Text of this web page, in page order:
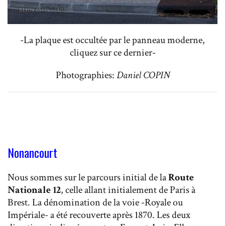
-La plaque est occultée par le panneau moderne,
cliquez sur ce dernier-
Photographies:Daniel COPIN
Nonancourt
Nous sommes sur le parcours initial de laRoute
Nationale 12, celle allant initialement de Paris à
Brest. La dénomination de la voie -Royale ou
Impériale- a été recouverte après 1870. Les deux